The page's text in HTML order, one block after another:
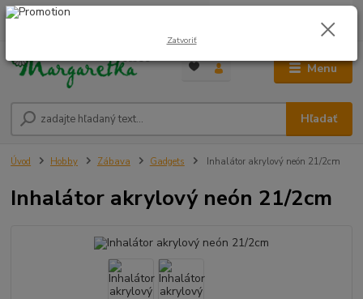
Menu
Hľadať
0948 236 042
0,00 €
Úvod Hobby Zábava Gadgets Inhalátor akrylový neón 21/2cm
Inhalátor akrylový neón 21/2cm
Zatvoriť